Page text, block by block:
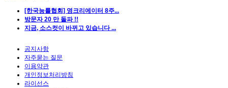
[한국능률협회] 영크리에이터 8주...
방문자 20 만 돌파 !!
지금, 소스컷이 바뀌고 있습니다 ...
공지사항
자주묻는 질문
이용약관
개인정보처리방침
라이선스